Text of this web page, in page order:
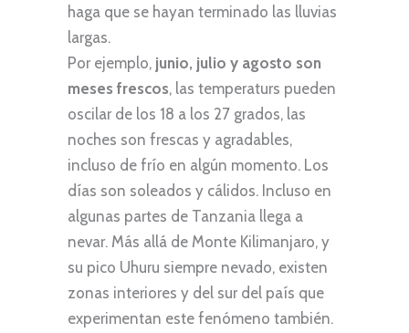
haga que se hayan terminado las lluvias
largas.
Por ejemplo, junio, julio y agosto son
meses frescos, las temperaturs pueden
oscilar de los 18 a los 27 grados, las
noches son frescas y agradables,
incluso de frío en algún momento. Los
días son soleados y cálidos. Incluso en
algunas partes de Tanzania llega a
nevar. Más allá de Monte Kilimanjaro, y
su pico Uhuru siempre nevado, existen
zonas interiores y del sur del país que
experimentan este fenómeno también.